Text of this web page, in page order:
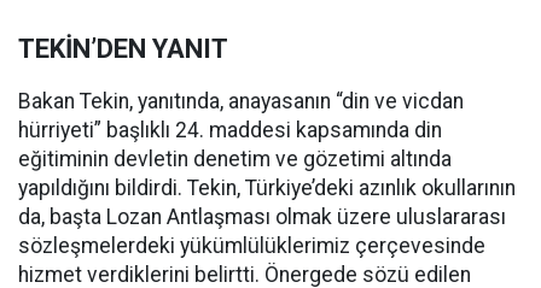
TEKİN’DEN YANIT
Bakan Tekin, yanıtında, anayasanın “din ve vicdan
hürriyeti” başlıklı 24. maddesi kapsamında din
eğitiminin devletin denetim ve gözetimi altında
yapıldığını bildirdi. Tekin, Türkiye’deki azınlık okullarının
da, başta Lozan Antlaşması olmak üzere uluslararası
sözleşmelerdeki yükümlülüklerimiz çerçevesinde
hizmet verdiklerini belirtti. Önergede sözü edilen